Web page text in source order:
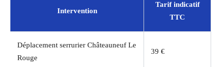
Intervention
Tarif indicatif
TTC
Déplacement serrurier Châteauneuf Le
Rouge
39 €